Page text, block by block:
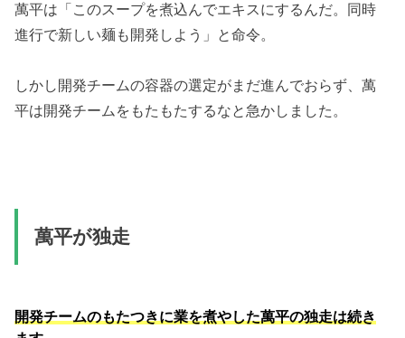
萬平は「このスープを煮込んでエキスにするんだ。同時
進行で新しい麺も開発しよう」と命令。
しかし開発チームの容器の選定がまだ進んでおらず、萬
平は開発チームをもたもたするなと急かしました。
萬平が独走
開発チームのもたつきに業を煮やした萬平の独走は続き